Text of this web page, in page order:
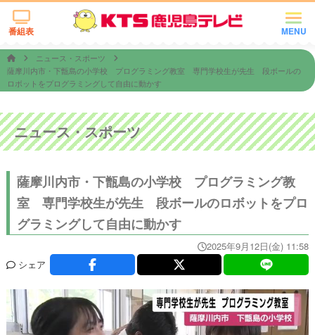
MENU
番組表
ニュース・スポーツ
薩摩川内市・下甑島の小学校 プログラミング教室 専門学校生が先生 段ボールの
ロボットをプログラミングして自由に動かす
ニュース・スポーツ
薩摩川内市・下甑島の小学校 プログラミング教
室 専門学校生が先生 段ボールのロボットをプロ
グラミングして自由に動かす
2025年9月12日(金) 11:58
シェア